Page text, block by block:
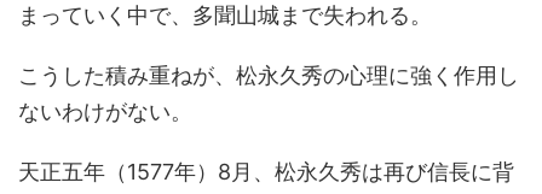
まっていく中で、多聞山城まで失われる。
こうした積み重ねが、松永久秀の心理に強く作用し
ないわけがない。
天正五年（1577年）8月、松永久秀は再び信長に背